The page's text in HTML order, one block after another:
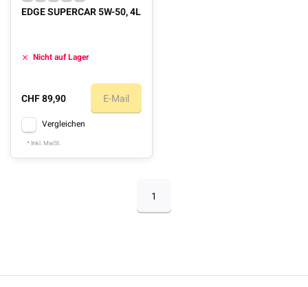
EDGE SUPERCAR 5W-50, 4L
Nicht auf Lager
CHF 89,90 E-Mail
Vergleichen
* Inkl. MwSt.
1